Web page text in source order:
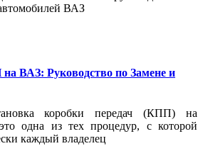
ВАЗ
ВАЗ: Руководство по Замене и
коробки передач (КПП) на
одна из тех процедур, с которой
каждый владелец